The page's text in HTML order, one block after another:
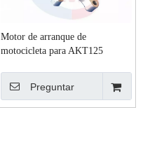
Motor de arranque de
motocicleta para AKT125
Preguntar